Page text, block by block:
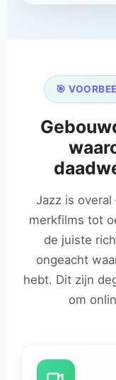
🎯
Jazz is
merkfilms tot
de juiste
ongeacht
hebt. Dit zijn
om